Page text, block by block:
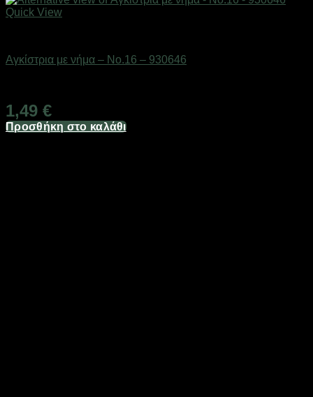
Quick View
Αγκίστρια με νήμα – No.16 – 930646
1,49 €
Προσθήκη στο καλάθι